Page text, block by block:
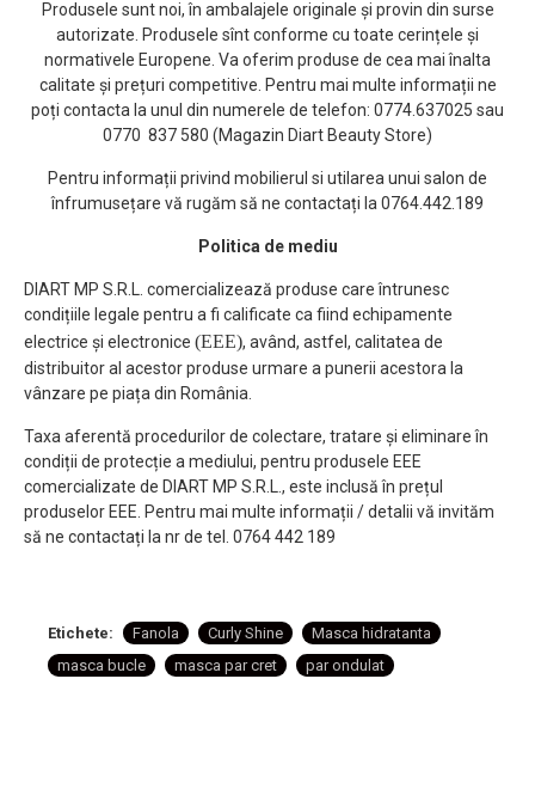
Produsele sunt noi, în ambalajele originale și provin din surse
autorizate. Produsele sînt conforme cu toate cerințele și
normativele Europene. Va oferim produse de cea mai înalta
calitate și prețuri competitive. Pentru mai multe informații ne
poți contacta la unul din numerele de telefon: 0774.637025 sau
0770 837 580 (Magazin Diart Beauty Store)
Pentru informații privind mobilierul si utilarea unui salon de
înfrumusețare vă rugăm să ne contactați la 0764.442.189
Politica de mediu
DIART MP S.R.L. comercializează produse care întrunesc
condițiile legale pentru a fi calificate ca fiind echipamente
electrice și electronice (EEE), având, astfel, calitatea de
distribuitor al acestor produse urmare a punerii acestora la
vânzare pe piața din România.
Taxa aferentă procedurilor de colectare, tratare și eliminare în
condiții de protecție a mediului, pentru produsele EEE
comercializate de DIART MP S.R.L., este inclusă în prețul
produselor EEE. Pentru mai multe informații / detalii vă invităm
să ne contactați la nr de tel. 0764 442 189
Etichete: Fanola Curly Shine
Masca hidratanta
masca bucle
masca par cret par ondulat